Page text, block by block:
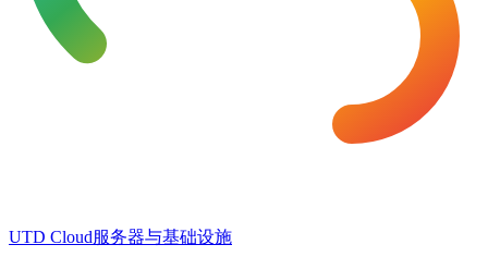
UTD Cloud服务器与基础设施